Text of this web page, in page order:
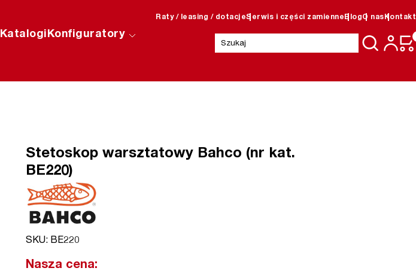
Raty / leasing / dotacjeSerwis i części zamienne BlogO nas Kontakt
KatalogiKonfiguratory
Szukaj:
Stetoskop warsztatowy Bahco (nr kat.
BE220)
SKU: BE220
Nasza cena: